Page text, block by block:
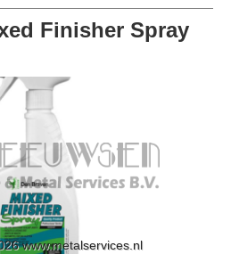
Finisher Spray
www.metalservices.nl